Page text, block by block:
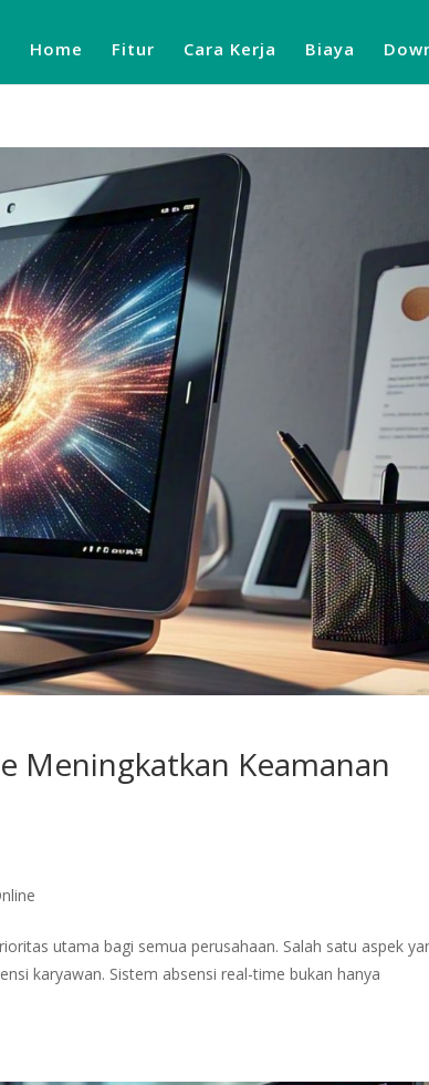
Home Fitur Cara Kerja Biaya
Meningkatkan Keamanan
utama bagi semua perusahaan. Salah satu aspek
karyawan. Sistem absensi real-time bukan hanya